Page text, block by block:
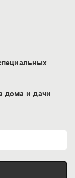
дома и дачи